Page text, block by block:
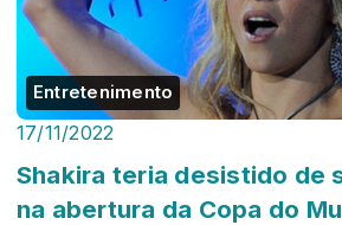
Entretenimento
17/11/2022
Shakira teria desistido de
na abertura da Copa do